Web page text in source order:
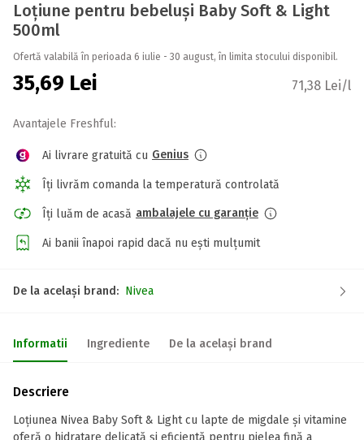
Loțiune pentru bebeluși Baby Soft & Light
500ml
Ofertă valabilă în perioada 6 iulie - 30 august, în limita stocului disponibil.
35,69 Lei 71,38 Lei/l
Avantajele Freshful:
Ai livrare gratuită cu Genius
Îți livrăm comanda la temperatură controlată
Îți luăm de acasă ambalajele cu garanție
Ai banii înapoi rapid dacă nu ești mulțumit
De la același brand: Nivea
Informatii Ingrediente De la același brand
Descriere
Loțiunea Nivea Baby Soft & Light cu lapte de migdale și vitamine
oferă o hidratare delicată și eficientă pentru pielea fină a